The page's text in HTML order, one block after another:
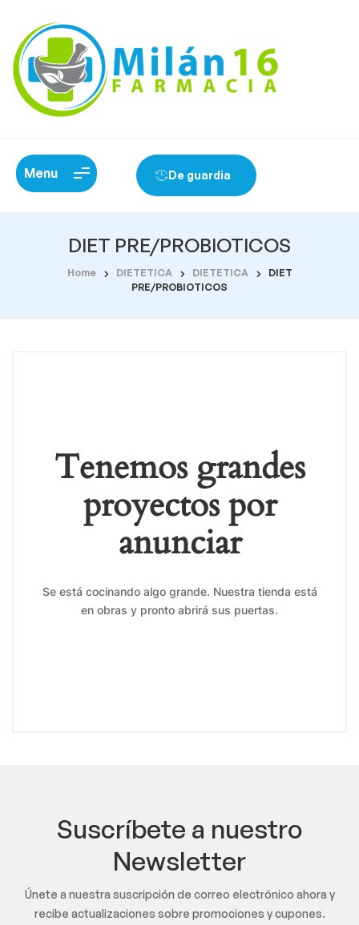
Menu De guardia
DIET PRE/PROBIOTICOS
Home DIETETICA DIETETICA
DIET
PRE/PROBIOTICOS
Tenemos grandes
proyectos por
anunciar
Se está cocinando algo grande. Nuestra tienda está
en obras y pronto abrirá sus puertas.
Suscríbete a nuestro
Newsletter
Únete a nuestra suscripción de correo electrónico ahora y
recibe actualizaciones sobre promociones y cupones.